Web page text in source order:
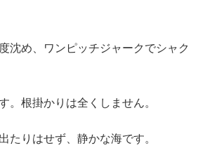
沈め、ワンピッチジャークでシャク
。根掛かりは全くしません。
たりはせず、静かな海です。